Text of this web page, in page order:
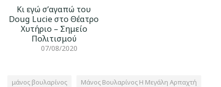
Κι εγώ σ’αγαπώ του
Doug Lucie στο Θέατρο
Χυτήριο – Σημείο
Πολιτισμού
07/08/2020
μάνος βουλαρίνος Μάνος Βουλαρίνος H Μεγάλη Αρπαχτή